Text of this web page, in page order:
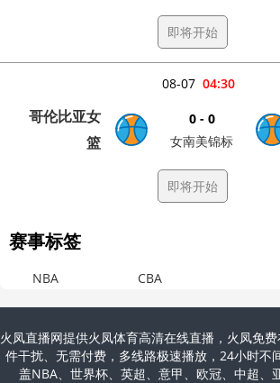
即将开始
04:30
08-07
哥伦比亚女
篮
0 - 0
女南美锦标
即将开始
赛事标签
NBA CBA
火凤直播网提供火凤体育高清在线直播，火凤免
件干扰、无需付费，多线路极速播放，24小时不
盖NBA、世界杯、英超、意甲、欧冠、中超、